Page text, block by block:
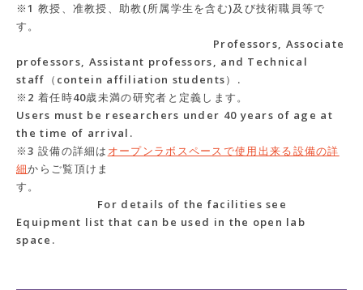
※1 教授、准教授、助教(所属学生を含む)及び技術職員等で
す。
Professors, Associate
professors, Assistant professors, and Technical
staff（contein affiliation students）.
※2 着任時40歳未満の研究者と定義します。
Users must be researchers under 40 years of age at
the time of arrival.
※3 設備の詳細は オープンラボスペースで使用出来る設備の詳
細からご覧頂けま
す。
For details of the facilities see
Equipment list that can be used in the open lab
space.